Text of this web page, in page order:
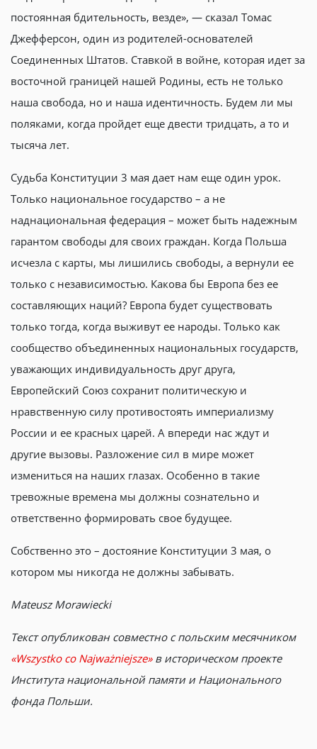
постоянная бдительность, везде», — сказал Томас
Джефферсон, один из родителей-основателей
Соединенных Штатов. Ставкой в войне, которая идет за
восточной границей нашей Родины, есть не только
наша свобода, но и наша идентичность. Будем ли мы
поляками, когда пройдет еще двести тридцать, а то и
тысяча лет.
Судьба Конституции 3 мая дает нам еще один урок.
Только национальное государство – а не
наднациональная федерация – может быть надежным
гарантом свободы для своих граждан. Когда Польша
исчезла с карты, мы лишились свободы, а вернули ее
только с независимостью. Какова бы Европа без ее
составляющих наций? Европа будет существовать
только тогда, когда выживут ее народы. Только как
сообщество объединенных национальных государств,
уважающих индивидуальность друг друга,
Европейский Союз сохранит политическую и
нравственную силу противостоять империализму
России и ее красных царей. А впереди нас ждут и
другие вызовы. Разложение сил в мире может
измениться на наших глазах. Особенно в такие
тревожные времена мы должны сознательно и
ответственно формировать свое будущее.
Собственно это – достояние Конституции 3 мая, о
котором мы никогда не должны забывать.
Mateusz Morawiecki
Текст опубликован совместно с польским месячником
«Wszystko co Najważniejsze»в историческом проекте
Института национальной памяти и Национального
фонда Польши.